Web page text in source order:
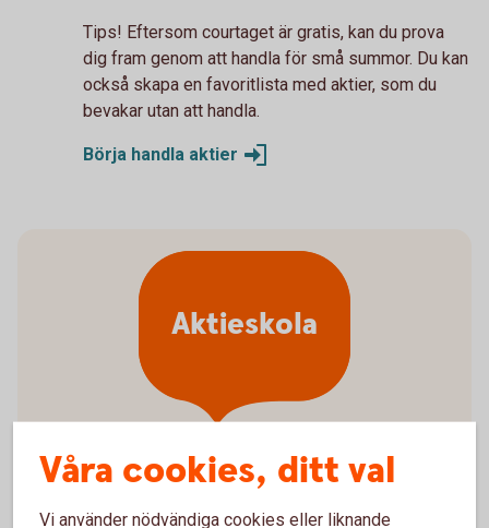
Tips! Eftersom courtaget är gratis, kan du prova
dig fram genom att handla för små summor. Du kan
också skapa en favoritlista med aktier, som du
bevakar utan att handla.
Börja handla aktier
Vad ska jag välja för aktier?
Aktieskola
Våra cookies, ditt val
Vi använder nödvändiga cookies eller liknande